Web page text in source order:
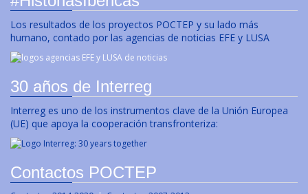
Los resultados de los proyectos POCTEP y su lado más
humano, contado por las agencias de noticias EFE y LUSA
30 años de Interreg
Interreg es uno de los instrumentos clave de la Unión Europea
(UE) que apoya la cooperación transfronteriza:
Contactos POCTEP